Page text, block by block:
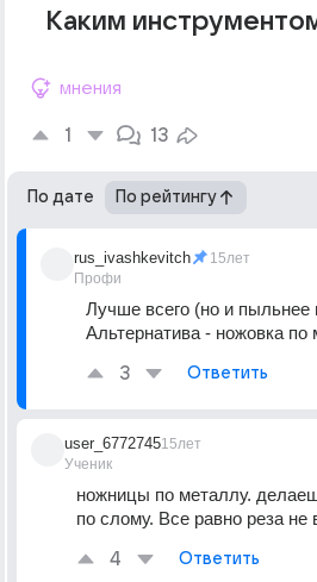
Каким
мнения
1 13
По дате По рейтингу
rus_ivashkevitch
Профи
15лет
Лучше всего (но и пыльнее
Альтернатива - ножовка
3 Ответить
user_6772745
Ученик
15лет
ножницы по металлу.
по слому. Все равно реза не
4 Ответить